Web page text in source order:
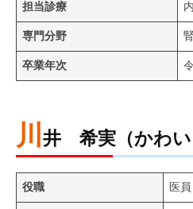
担当診療
専門分野
卒業年次
川 井 希実（かわ
役職 医員